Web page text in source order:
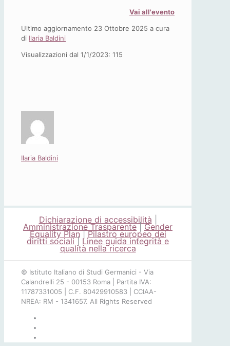
Vai all'evento
Ultimo aggiornamento 23 Ottobre 2025 a cura
di Ilaria Baldini
Visualizzazioni dal 1/1/2023: 115
Ilaria Baldini
Dichiarazione di accessibilità
Amministrazione Trasparente|Gender
Equality Plan|Pilastro europeo dei
diritti sociali| Linee guida integrità e
qualità nella ricerca
© Istituto Italiano di Studi Germanici - Via
Calandrelli 25 - 00153 Roma | Partita IVA:
11787331005 | C.F. 80429910583 | CCIAA-
NREA: RM - 1341657. All Rights Reserved